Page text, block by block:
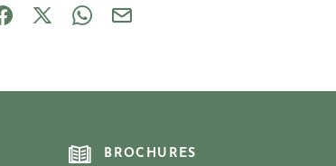
Partager sur Facebook (nouvelle
Partager sur X / Twitter (nouvelle
Partager sur WhatsApp
Partager par mail
BROCHURES